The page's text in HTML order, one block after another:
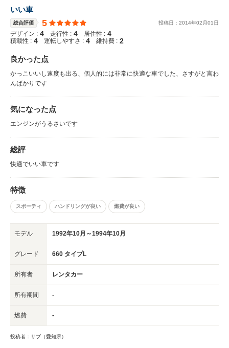
いい車
総合評価 5 投稿日： 2014年02 月01 日
デザイン : 4 走行性 : 4 居住性 : 4
積載性 : 4 運転しやすさ : 4 維持費 : 2
良かった点
かっこいいし速度も出る、個人的には非常に快適な車でした、さすがと言わ
んばかりです
気になった点
エンジンがうるさいです
総評
快適でいい車です
特徴
スポーティ ハンドリングが良い 燃費が良い
モデル 1992年10月～1994年10月
グレード 660 タイプL
所有者 レンタカー
所有期間 -
燃費 -
投稿者：サブ（愛知県）